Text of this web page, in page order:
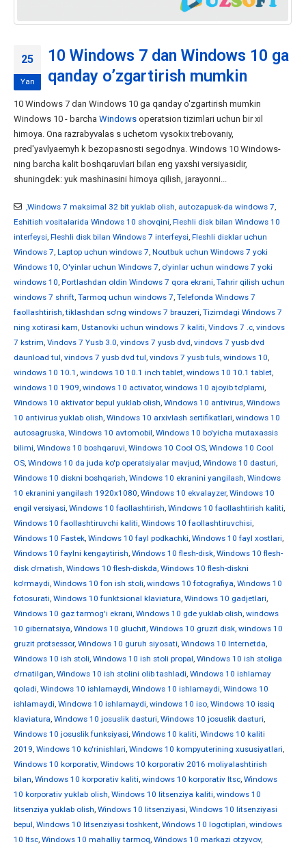
25
Yan
10 Windows 7 dan Windows 10 ga
qanday o’zgartirish mumkin
10 Windows 7 dan Windows 10 ga qanday o'zgartirish mumkin
Windows 10 - barcha Windows operatsion tizimlari uchun bir xil
himoya. Ona razrabyvalas s uchetom vysokix trebovaniy,
pred'yavlyaemyh k bezopasnosti segodnya. Windows 10 Windows-
ning barcha kalit boshqaruvlari bilan eng yaxshi versiyasidir,
shuningdek: yuk mashinasini himoya qilish, jarayonni...
,Windows 7 maksimal 32 bit yuklab olish, autozapusk-da windows 7,
Eshitish vositalarida Windows 10 shovqini, Fleshli disk bilan Windows 10
interfeysi, Fleshli disk bilan Windows 7 interfeysi, Fleshli disklar uchun
Windows 7, Laptop uchun windows 7, Noutbuk uchun Windows 7 yoki
Windows 10, O'yinlar uchun Windows 7, o'yinlar uchun windows 7 yoki
windows 10, Portlashdan oldin Windows 7 qora ekrani, Tahrir qilish uchun
windows 7 shrift, Tarmoq uchun windows 7, Telefonda Windows 7
faollashtirish,tiklashdan so'ng windows 7 brauzeri, Tizimdagi Windows 7
ning xotirasi kam, Ustanovki uchun windows 7 kaliti, Vindovs 7 .c, vindovs
7 kstrim, Vindovs 7 Yusb 3.0, vindovs 7 yusb dvd, vindovs 7 yusb dvd
daunload tul, vindovs 7 yusb dvd tul, vindovs 7 yusb tuls, windows 10,
windows 10 10.1 , windows 10 10.1 inch tablet, windows 10 10.1 tablet,
windows 10 1909, windows 10 activator, windows 10 ajoyib to'plami,
Windows 10 aktivator bepul yuklab olish, Windows 10 antivirus, Windows
10 antivirus yuklab olish, Windows 10 arxivlash sertifikatlari, windows 10
autosagruska, Windows 10 avtomobil, Windows 10 bo'yicha mutaxassis
bilimi, Windows 10 boshqaruvi, Windows 10 Cool OS, Windows 10 Cool
OS, Windows 10 da juda ko'p operatsiyalar mavjud, Windows 10 dasturi,
Windows 10 diskni boshqarish, Windows 10 ekranini yangilash, Windows
10 ekranini yangilash 1920x1080, Windows 10 ekvalayzer, Windows 10
engil versiyasi, Windows 10 faollashtirish, Windows 10 faollashtirish kaliti,
Windows 10 faollashtiruvchi kaliti, Windows 10 faollashtiruvchisi,
Windows 10 Fastek, Windows 10 fayl podkachki, Windows 10 fayl xostlari,
Windows 10 faylni kengaytirish, Windows 10 flesh-disk, Windows 10 flesh-
disk o'rnatish, Windows 10 flesh-diskda, Windows 10 flesh-diskni
ko'rmaydi, Windows 10 fon ish stoli, windows 10 fotografiya, Windows 10
fotosurati, Windows 10 funktsional klaviatura, Windows 10 gadjetlari,
Windows 10 gaz tarmog'i ekrani, Windows 10 gde yuklab olish, windows
10 gibernatsiya, Windows 10 gluchit, Windows 10 gruzit disk, windows 10
gruzit protsessor, Windows 10 guruh siyosati, Windows 10 Internetda,
Windows 10 ish stoli, Windows 10 ish stoli propal, Windows 10 ish stoliga
o'rnatilgan, Windows 10 ish stolini olib tashladi, Windows 10 ishlamay
qoladi, Windows 10 ishlamaydi, Windows 10 ishlamaydi, Windows 10
ishlamaydi, Windows 10 ishlamaydi, windows 10 iso, Windows 10 issiq
klaviatura, Windows 10 josuslik dasturi, Windows 10 josuslik dasturi,
Windows 10 josuslik funksiyasi, Windows 10 kaliti, Windows 10 kaliti
2019, Windows 10 ko'rinishlari, Windows 10 kompyuterining xususiyatlari,
Windows 10 korporativ, Windows 10 korporativ 2016 moliyalashtirish
bilan, Windows 10 korporativ kaliti, windows 10 korporativ ltsc, Windows
10 korporativ yuklab olish, Windows 10 litsenziya kaliti, windows 10
litsenziya yuklab olish, Windows 10 litsenziyasi, Windows 10 litsenziyasi
bepul, Windows 10 litsenziyasi toshkent, Windows 10 logotiplari, windows
10 ltsc, Windows 10 mahalliy tarmoq, Windows 10 markazi otzyvov,